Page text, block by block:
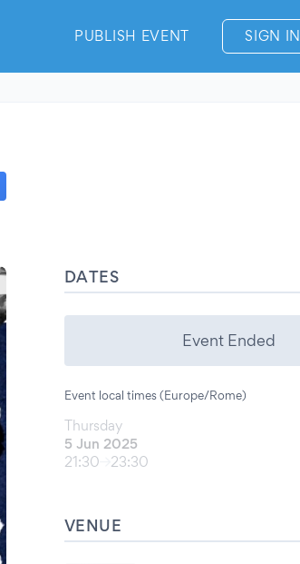
PUBLISH EVENT SIGN IN
DATES
Event Ended
Event local times (Europe/Rome)
Thursday
5 Jun 2025
21:30
23:30
VENUE